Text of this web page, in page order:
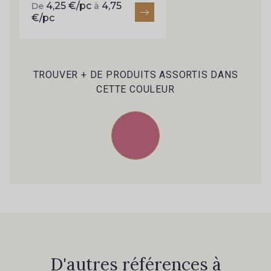
4317/2994 - Bleu Impérial 4317/4145 - Bleuet
4317/2366 - Bleu Iris
4153/4129 - Bleu Regata
De 4,25 €/pc à 4,75
€/pc
TROUVER + DE PRODUITS ASSORTIS DANS
CETTE COULEUR
D'autres références à